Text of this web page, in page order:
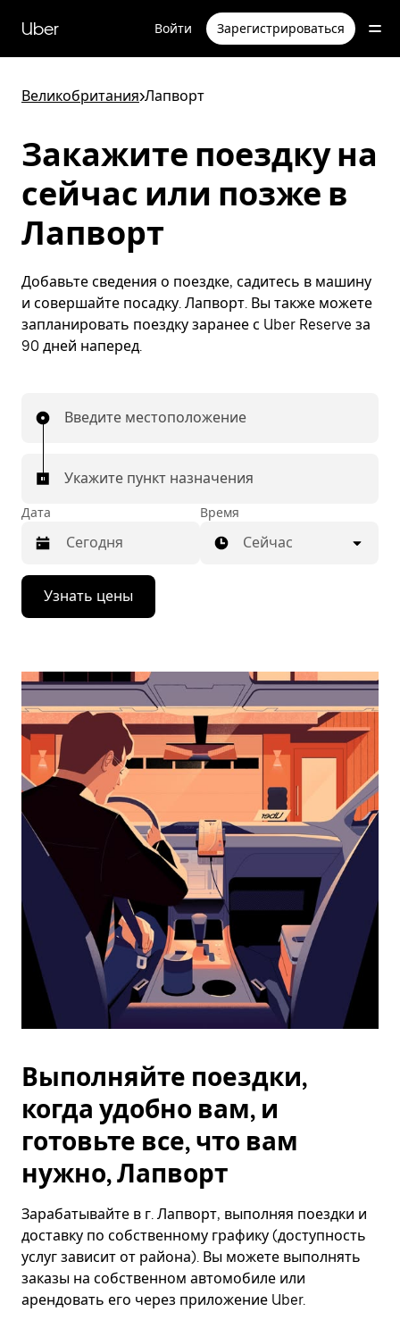
перейти
к
содержимому
Uber Войти Зарегистрироваться
Великобритания>Лапворт
Закажите поездку на
сейчас или позже в
Лапворт
Добавьте сведения о поездке, садитесь в машину
и совершайте посадку. Лапворт. Вы также можете
запланировать поездку заранее с Uber Reserve за
90 дней наперед.
Введите местоположение
Укажите пункт назначения
Дата
Нажмите
стрелку
вниз,
календарю
выбрать
дату.
Чтобы
закрыть
календарь,
нажмите
Esc.
Время
Сейчас
Узнать цены
Выполняйте поездки,
когда удобно вам, и
готовьте все, что вам
нужно, Лапворт
Зарабатывайте в г. Лапворт, выполняя поездки и
доставку по собственному графику (доступность
услуг зависит от района). Вы можете выполнять
заказы на собственном автомобиле или
арендовать его через приложение Uber.